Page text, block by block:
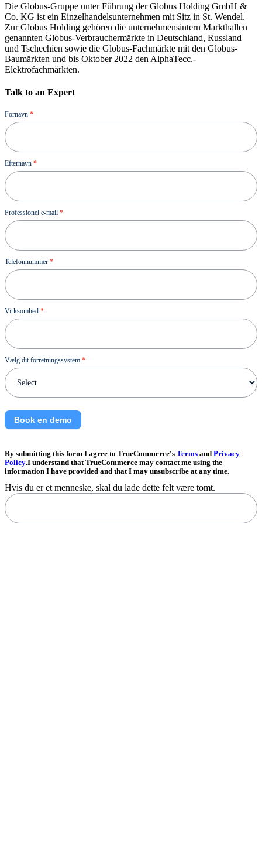
Die Globus-Gruppe unter Führung der Globus Holding GmbH &
Co. KG ist ein Einzelhandelsunternehmen mit Sitz in St. Wendel.
Zur Globus Holding gehören die unternehmensintern Markthallen
genannten Globus-Verbrauchermärkte in Deutschland, Russland
und Tschechien sowie die Globus-Fachmärkte mit den Globus-
Baumärkten und bis Oktober 2022 den AlphaTecc.-
Elektrofachmärkten.
Talk to an Expert
Demo
Fornavn *
Efternavn *
Professionel e-mail *
Telefonnummer *
Virksomhed *
Vælg dit forretningssystem *
Book en demo
By submitting this form I agree to TrueCommerce's Terms and Privacy
Policy.I understand that TrueCommerce may contact me using the
information I have provided and that I may unsubscribe at any time.
Hvis du er et menneske, skal du lade dette felt være tomt.